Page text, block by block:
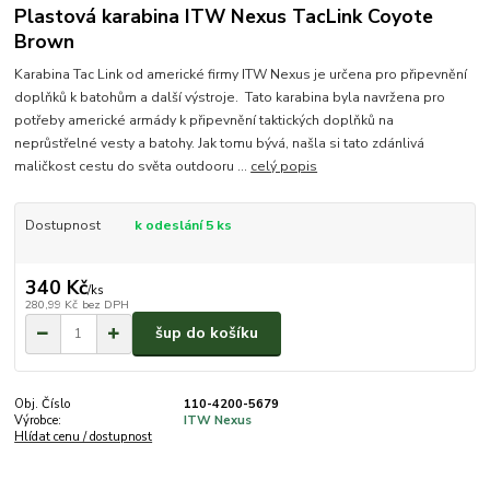
Plastová karabina ITW Nexus TacLink Coyote
Brown
Karabina Tac Link od americké firmy ITW Nexus je určena pro připevnění
doplňků k batohům a další výstroje. Tato karabina byla navržena pro
potřeby americké armády k připevnění taktických doplňků na
neprůstřelné vesty a batohy. Jak tomu bývá, našla si tato zdánlivá
maličkost cestu do světa outdooru ... celý popis
Dostupnost k odeslání 5 ks
340 Kč/ks
280,99 Kč bez DPH
šup do košíku
Obj. Číslo
110-4200-5679
Výrobce:
ITW Nexus
Hlídat cenu / dostupnost